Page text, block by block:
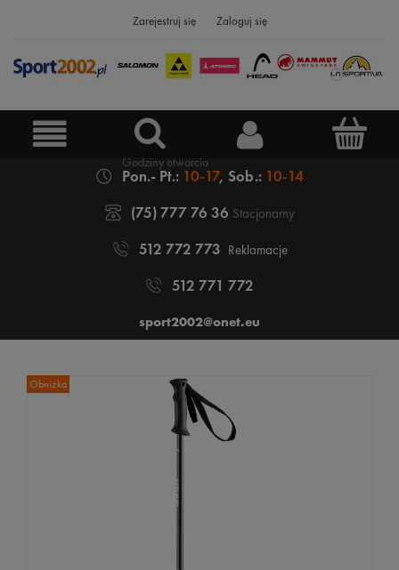
Zarejestruj się Zaloguj się
Pon.- Pt.: 10-17, Sob.: 10-14
(75) 777 76 36 Stacjonarny
512 772 773 Reklamacje
512 771 772
sport2002@onet.eu
Obniżka